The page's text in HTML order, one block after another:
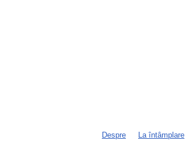
Despre La întâmplare